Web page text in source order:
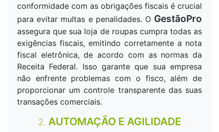
conformidade com as obrigações fiscais é crucial
para evitar multas e penalidades. O GestãoPro
assegura que sua loja de roupas cumpra todas as
exigências fiscais, emitindo corretamente a nota
fiscal eletrônica, de acordo com as normas da
Receita Federal. Isso garante que sua empresa
não enfrente problemas com o fisco, além de
proporcionar um controle transparente das suas
transações comerciais.
2. AUTOMAÇÃO E AGILIDADE